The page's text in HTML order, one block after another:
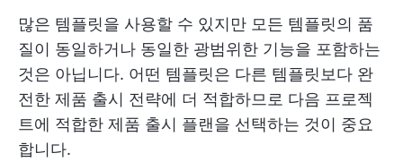
많은 템플릿을 사용할 수 있지만 모든 템플릿의 품
질이 동일하거나 동일한 광범위한 기능을 포함하는
것은 아닙니다. 어떤 템플릿은 다른 템플릿보다 완
전한 제품 출시 전략에 더 적합하므로 다음 프로젝
트에 적합한 제품 출시 플랜을 선택하는 것이 중요
합니다.